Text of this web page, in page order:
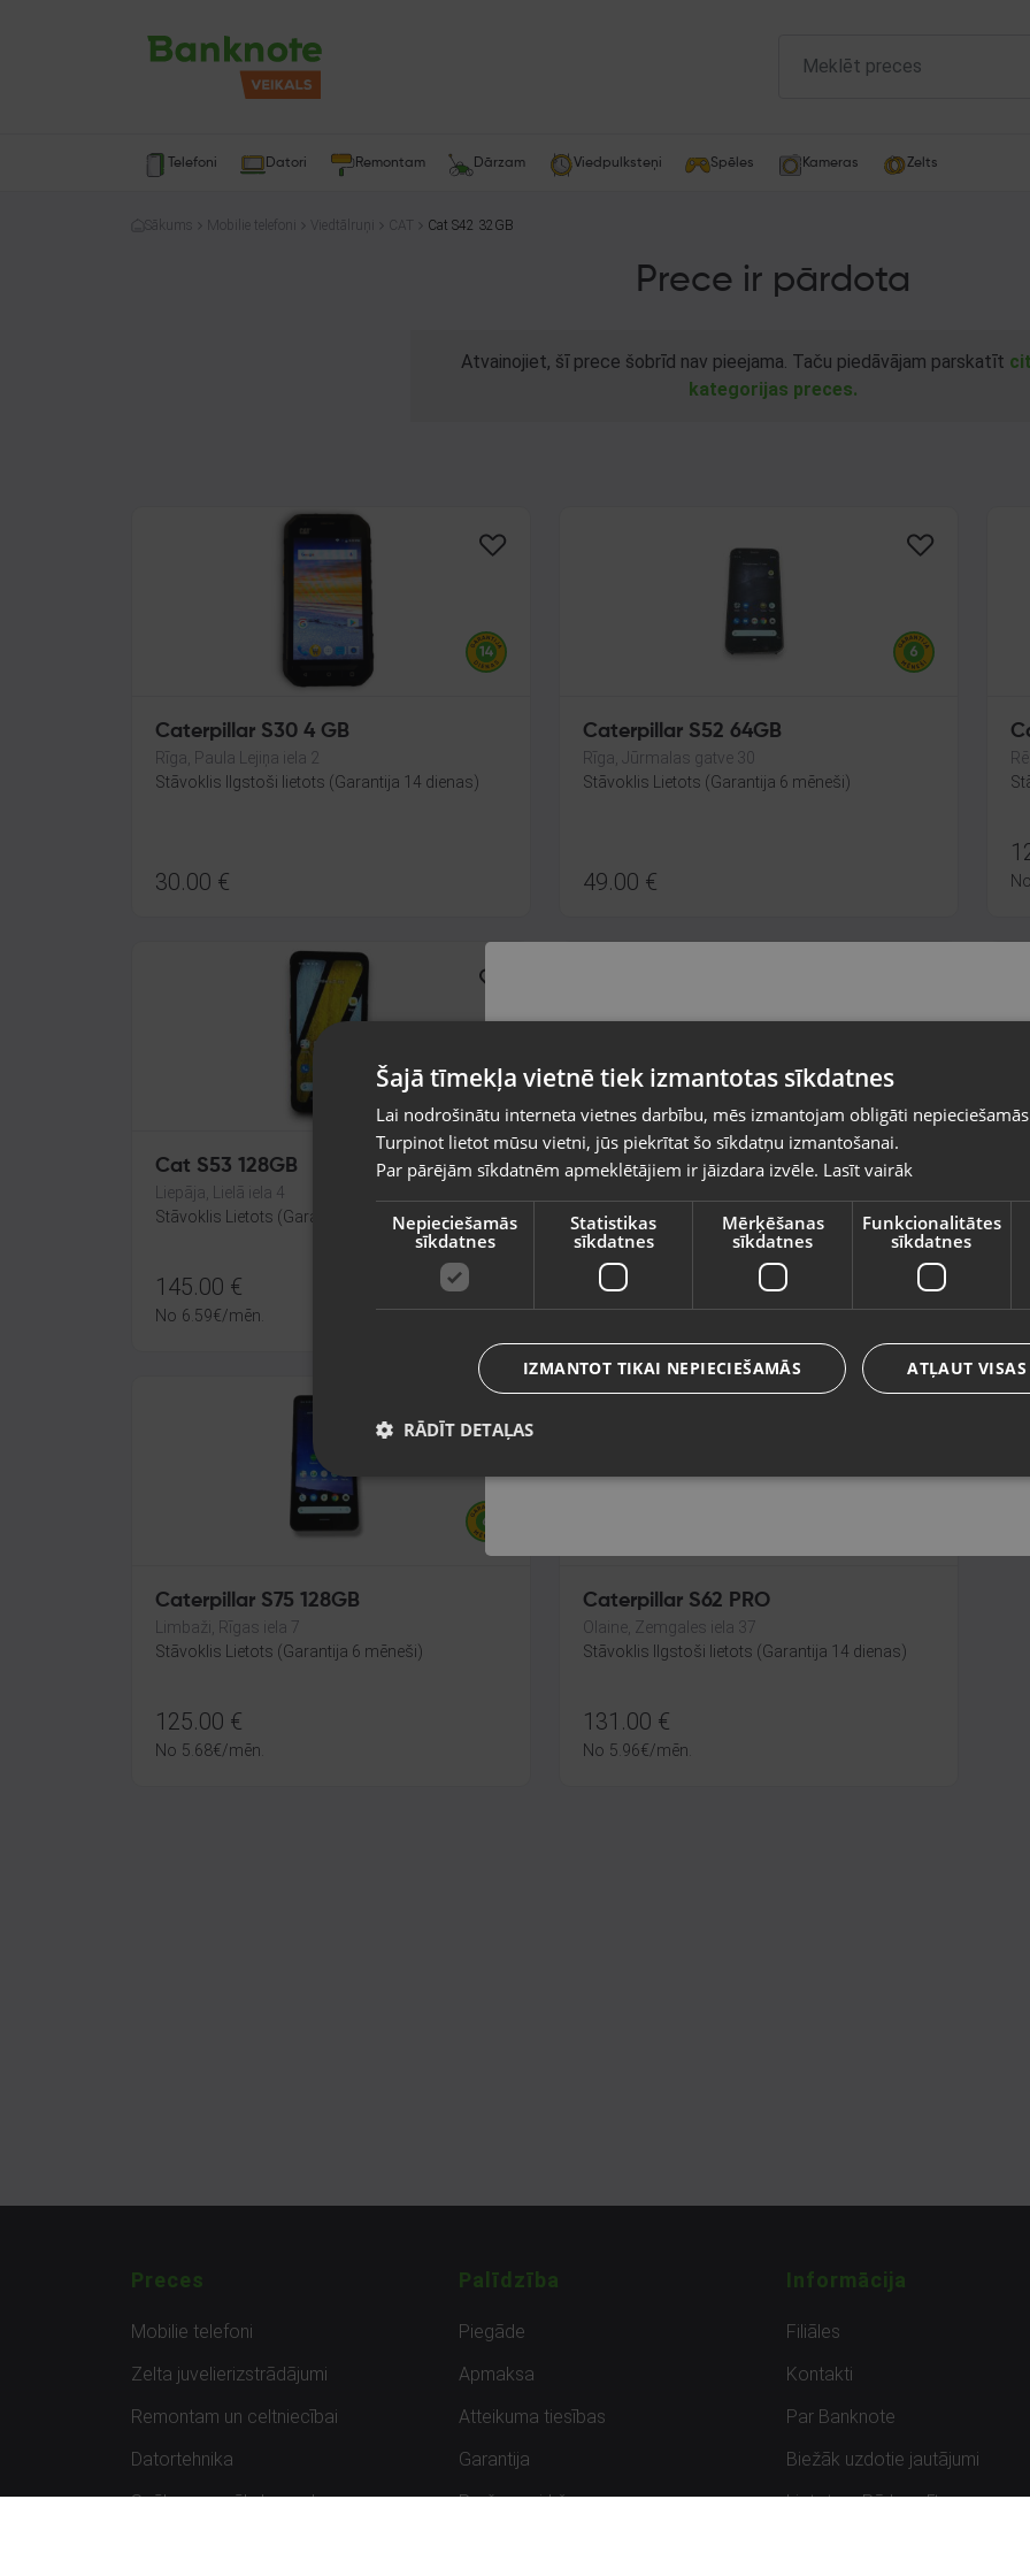
Telefoni Datori Remontam Dārzam Viedpulksteņi Spēles Kameras Zelts
Sākums Mobilie telefoni Viedtālruņi CAT Cat S42 32GB
Prece ir pārdota
Atvainojiet, šī prece šobrīd nav pieejama. Taču piedāvājam parskatīt
kategorijas preces.
Caterpillar S30 4 GB
Rīga, Paula Lejiņa iela 2
Stāvoklis Ilgstoši lietots (Garantija 14 dienas)
30.00 €
Caterpillar S52 64GB
Rīga, Jūrmalas gatve 30
Stāvoklis Lietots (Garantija 6 mēneši)
49.00 € No
Cat S53 128GB
Liepāja, Lielā iela 4
Stāvoklis Lietots (Garantija 6 mēneši)
145.00 €
No 6.59€/mēn.
Caterpillar S52 64GB
Stāvoklis Lietots (Garantija 6 mēneši)
45.00€
Caterpillar S75 128GB
Limbaži, Rīgas iela 7
Stāvoklis Lietots (Garantija 6 mēneši)
125.00 €
No 5.68€/mēn.
Caterpillar S62 PRO
Olaine, Zemgales iela 37
Stāvoklis Ilgstoši lietots (Garantija 14 dienas)
131.00 €
No 5.96€/mēn.
Preces
Mobilie telefoni
Zelta juvelierizstrādājumi
Remontam un celtniecībai
Datortehnika
Spēles un spēļu konsoles
Palīdzība
Piegāde
Apmaksa
Atteikuma tiesības
Garantija
Preču uzpirkšana
Informācija
Filiāles
Kontakti
Par Banknote
Biežāk uzdotie jautājumi
Lietots – Pārbaudīts
valsti
Vietnes saturs būs attēlots izvēlētajā valodā
Valsts
Valoda
Latviešu / Latvian
Šajā tīmekļa vietnē tiek izmantotas sīkdatnes
Lai nodrošinātu interneta vietnes darbību, mēs izmantojam obligāti
Turpinot lietot mūsu vietni, jūs piekrītat šo sīkdatņu izmantošanai.
Par pārējām sīkdatnēm apmeklētājiem ir jāizdara izvēle. Lasīt vairāk
Nepieciešamās
sīkdatnes
Statistikas
sīkdatnes
Mērķēšanas
sīkdatnes
Funkcionalitātes
sīkdatnes
ATĻAUT
IZMANTOT TIKAI NEPIECIEŠAMĀS
RĀDĪT DETAĻAS